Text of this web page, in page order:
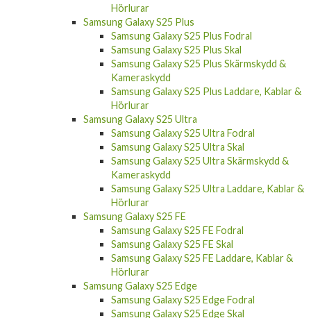
Hörlurar
Samsung Galaxy S25 Plus
Samsung Galaxy S25 Plus Fodral
Samsung Galaxy S25 Plus Skal
Samsung Galaxy S25 Plus Skärmskydd &
Kameraskydd
Samsung Galaxy S25 Plus Laddare, Kablar &
Hörlurar
Samsung Galaxy S25 Ultra
Samsung Galaxy S25 Ultra Fodral
Samsung Galaxy S25 Ultra Skal
Samsung Galaxy S25 Ultra Skärmskydd &
Kameraskydd
Samsung Galaxy S25 Ultra Laddare, Kablar &
Hörlurar
Samsung Galaxy S25 FE
Samsung Galaxy S25 FE Fodral
Samsung Galaxy S25 FE Skal
Samsung Galaxy S25 FE Laddare, Kablar &
Hörlurar
Samsung Galaxy S25 Edge
Samsung Galaxy S25 Edge Fodral
Samsung Galaxy S25 Edge Skal